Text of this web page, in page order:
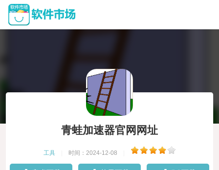
青蛙加速器官网网址
工具 时间：2024-12-08